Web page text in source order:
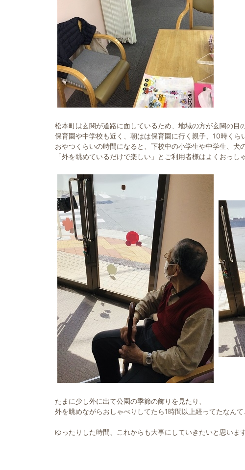
松本町は玄関が道路に面しているため、地域の方が玄関の目
保育園や中学校も近く、朝はは保育園に行く親子、10時くら
おやつくらいの時間になると、下校中の小学生や中学生、犬
「外を眺めているだけで楽しい」とご利用者様はよくおっし
たまに少し外に出て公園の季節の飾りを見たり、
外を眺めながらおしゃべりしてたら1時間以上経ってたなんて
ゆったりした時間、これからも大事にしていきたいと思いま